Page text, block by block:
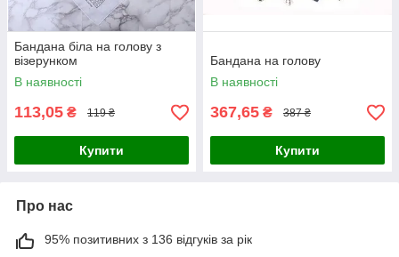
Бандана біла на голову з
візерунком
В наявності
113,05 ₴ 119 ₴
Купити
Бандана на голову
В наявності
367,65 ₴ 387 ₴
Купити
Про нас
95% позитивних з 136 відгуків за рік